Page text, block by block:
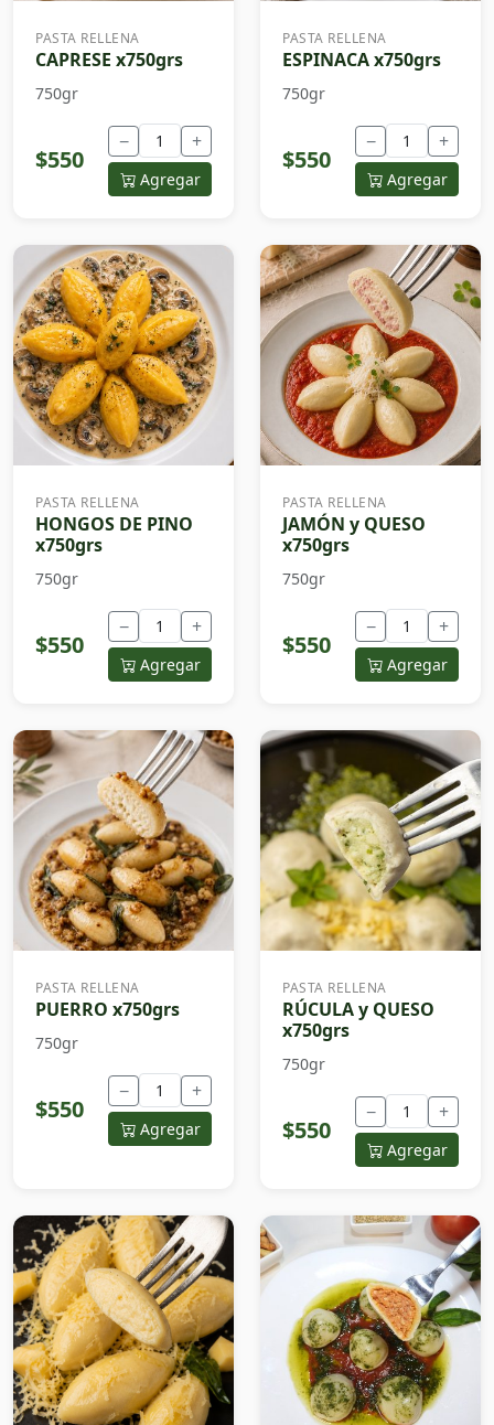
PASTA RELLENA
CAPRESE x750grs
750gr
$550
− +
Agregar
PASTA RELLENA
ESPINACA x750grs
750gr
$550
− +
Agregar
PASTA RELLENA
HONGOS DE PINO
x750grs
750gr
$550
− +
Agregar
PASTA RELLENA
JAMÓN y QUESO
x750grs
750gr
$550
− +
Agregar
PASTA RELLENA
PUERRO x750grs
750gr
$550
− +
Agregar
PASTA RELLENA
RÚCULA y QUESO
x750grs
750gr
$550
− +
Agregar